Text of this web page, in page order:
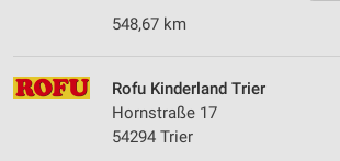
548,67 km
Rofu Kinderland Trier
Hornstraße 17
54294 Trier